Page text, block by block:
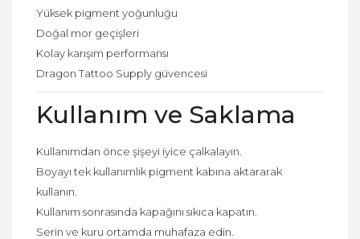
Yüksek pigment yoğunluğu
Doğal mor geçişleri
Kolay karışım performansı
Dragon Tattoo Supply güvencesi
Kullanım ve Saklama
Kullanımdan önce şişeyi iyice çalkalayın.
Boyayı tek kullanımlık pigment kabına aktararak
kullanın.
Kullanım sonrasında kapağını sıkıca kapatın.
Serin ve kuru ortamda muhafaza edin.